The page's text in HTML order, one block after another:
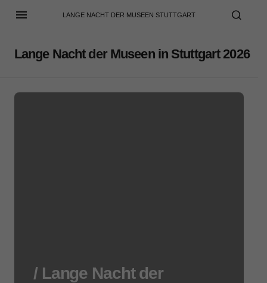
LANGE NACHT DER MUSEEN STUTTGART
Lange Nacht der Museen in Stuttgart 2026
/ Lange Nacht der